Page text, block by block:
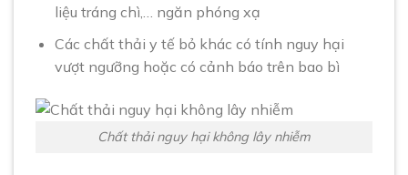
liệu tráng chì,… ngăn phóng xạ
Các chất thải y tế bỏ khác có tính nguy hại
vượt ngưỡng hoặc có cảnh báo trên bao bì
Chất thải nguy hại không lây nhiễm